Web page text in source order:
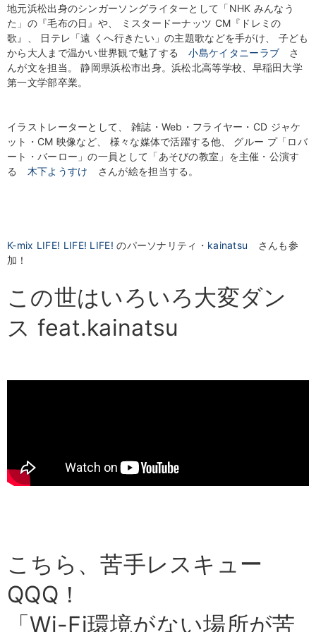
地元浜松出身のシンガーソングライターとして「NHK みんなう
た」の『毛布の日』や、 ミスタードーナッツ CM『ドレミの
歌』、 日テレ「遠 くへ行きたい」の主題歌などを手がけ、 子ども
から大人まで温かい世界観で魅了する小島ケイタニーラブ さ
んが文を担当。静岡県浜松市出身。浜松北高等学校、早稲田大学
第一文学部卒業。
イラストレーターとして、 雑誌・Web・フライヤー・CD ジャケ
ット・CM 映像など、 様々な媒体で活躍する他、 グルー プ「ロバ
ート・バーロー」の一員として「あそびの教室」を主催・公演す
る 木下ようすけ さんが絵を担当する。
K-mix LIFE! LIFE! LIFE! のパーソナリティ・ kainatsu さんも参
加！
この世はいろいろ大変ダン
ス feat.kainatsu
こちら、苦手レスキュー
QQQ！
「Wi-Fi環境がない場所が苦